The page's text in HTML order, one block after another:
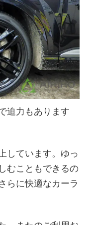
迫力もあります
しています。ゆっ
むこともできるの
らに快適なカーラ